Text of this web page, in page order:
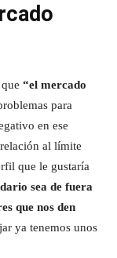
“el mercado
para
en ese
al límite
que le gustaría
sea de fuera
que nos den
ya tenemos unos